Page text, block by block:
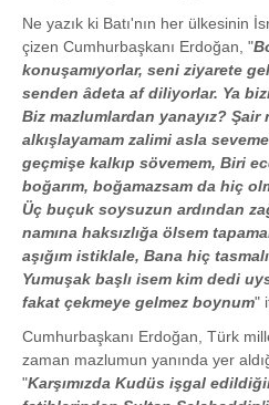
Ne yazık ki Batı'nın her ülkesinin
çizen Cumhurbaşkanı Erdoğan, "
konuşamıyorlar, seni ziyarete
senden âdeta af diliyorlar. Ya
Biz mazlumlardan yanayız?
alkışlayamam zalimi asla
geçmişe kalkıp sövemem, Biri
boğarım, boğamazsam da hiç
Üç buçuk soysuzun ardından
namına haksızlığa ölsem
aşığım istiklale, Bana hiç
Yumuşak başlı isem kim dedi
fakat çekmeye gelmez boynum"
Cumhurbaşkanı Erdoğan, Türk
zaman mazlumun yanında yer
"Karşımızda Kudüs işgal